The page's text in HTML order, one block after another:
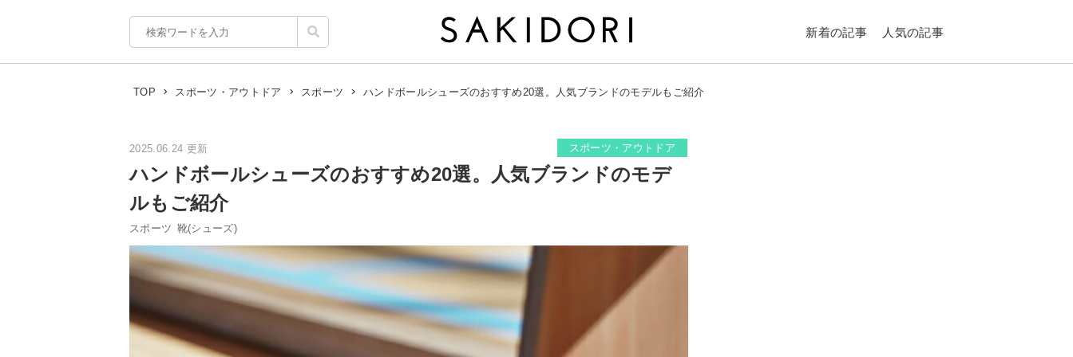
新着の記事 人気の記事
TOP スポーツ・アウトドア スポーツ ハンドボールシューズのおすすめ20選。人気ブランドのモデルもご紹介
2025.06.24 更新 スポーツ・アウトドア
ハンドボールシューズのおすすめ20選。人気ブランドのモデ
ルもご紹介
スポーツ 靴(シューズ)